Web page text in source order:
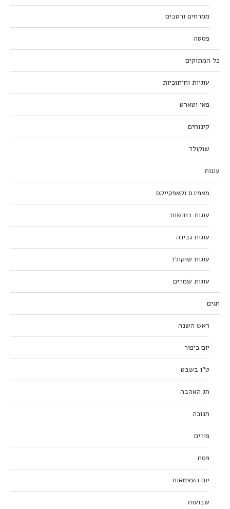
ממרחים ורטבים
פסטה
כל המתוקים
עוגיות וחיתוכיות
פאי וטארט
קינוחים
שוקולד
עוגות
מאפינס וקאפקייקס
עוגות בחושות
עוגות גבינה
עוגות שוקולד
עוגות שמרים
חגים
ראש השנה
יום כיפור
ט”ו בשבט
חג האהבה
חנוכה
פורים
פסח
יום העצמאות
שבועות